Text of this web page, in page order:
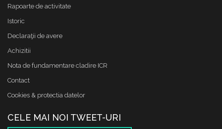
Rapoarte de activitate
Istoric
Declaraţii de avere
Achizitii
Nota de fundamentare cladire ICR
Contact
Cookies & protectia datelor
CELE MAI NOI TWEET-URI